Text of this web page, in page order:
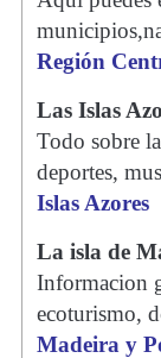
Región
Las Islas
Todo sobre
deportes,
Islas Azores
La isla de
Informacion
ecoturismo,
Madeira y